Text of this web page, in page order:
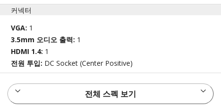
커넥터
VGA: 1
3.5mm 오디오 출력: 1
HDMI 1.4: 1
전원 투입: DC Socket (Center Positive)
전체 스펙 보기